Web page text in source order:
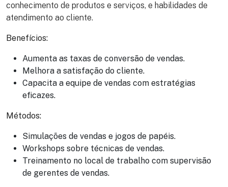
conhecimento de produtos e serviços, e habilidades de
atendimento ao cliente.
Benefícios:
Aumenta as taxas de conversão de vendas.
Melhora a satisfação do cliente.
Capacita a equipe de vendas com estratégias
eficazes.
Métodos:
Simulações de vendas e jogos de papéis.
Workshops sobre técnicas de vendas.
Treinamento no local de trabalho com supervisão
de gerentes de vendas.